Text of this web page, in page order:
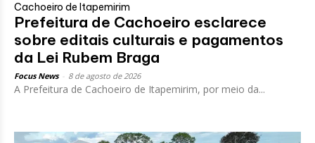
Cachoeiro de Itapemirim
Prefeitura de Cachoeiro esclarece
sobre editais culturais e pagamentos
da Lei Rubem Braga
Focus News 8 de agosto de 2026
A Prefeitura de Cachoeiro de Itapemirim, por meio da...